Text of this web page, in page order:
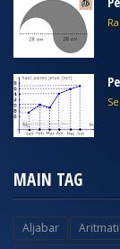
MAIN TAG
Aljabar